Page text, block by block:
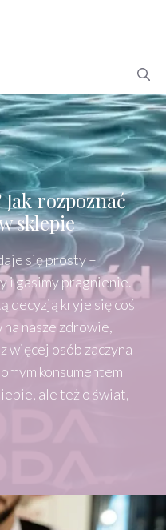
rozpoznać
sklepie
się prosty –
i gasimy pragnienie.
decyzją kryje się coś
na nasze zdrowie,
więcej osób zaczyna
konsumentem
ale też o świat,